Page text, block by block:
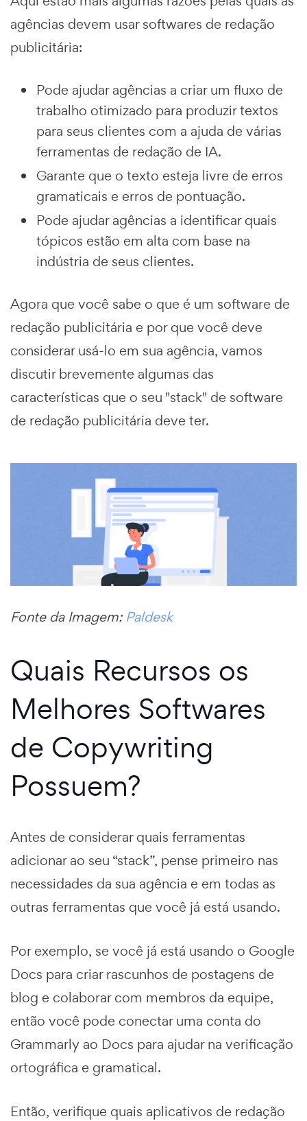
agências devem usar softwares de redação
publicitária:
Pode ajudar agências a criar um fluxo de
trabalho otimizado para produzir textos
para seus clientes com a ajuda de várias
ferramentas de redação de IA.
Garante que o texto esteja livre de erros
gramaticais e erros de pontuação.
Pode ajudar agências a identificar quais
tópicos estão em alta com base na
indústria de seus clientes.
Agora que você sabe o que é um software de
redação publicitária e por que você deve
considerar usá-lo em sua agência, vamos
discutir brevemente algumas das
características que o seu "stack" de software
de redação publicitária deve ter.
Fonte da Imagem: Paldesk
Quais Recursos os
Melhores Softwares
de Copywriting
Possuem?
Antes de considerar quais ferramentas
adicionar ao seu “stack”, pense primeiro nas
necessidades da sua agência e em todas as
outras ferramentas que você já está usando.
Por exemplo, se você já está usando o Google
Docs para criar rascunhos de postagens de
blog e colaborar com membros da equipe,
então você pode conectar uma conta do
Grammarly ao Docs para ajudar na verificação
ortográfica e gramatical.
Então, verifique quais aplicativos de redação